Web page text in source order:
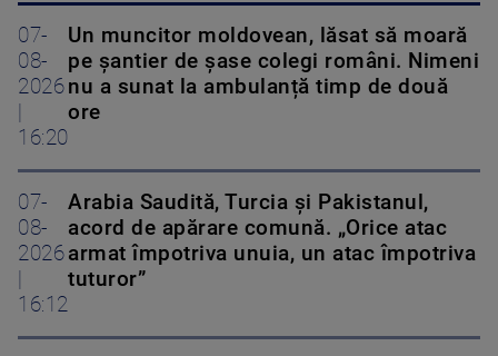
07-
08-
2026
16:20
Un muncitor moldovean, lăsat să moară
pe șantier de șase colegi români. Nimeni
nu a sunat la ambulanță timp de două
ore
07-
08-
2026
16:12
Arabia Saudită, Turcia și Pakistanul,
acord de apărare comună. „Orice atac
armat împotriva unuia, un atac împotriva
tuturor”